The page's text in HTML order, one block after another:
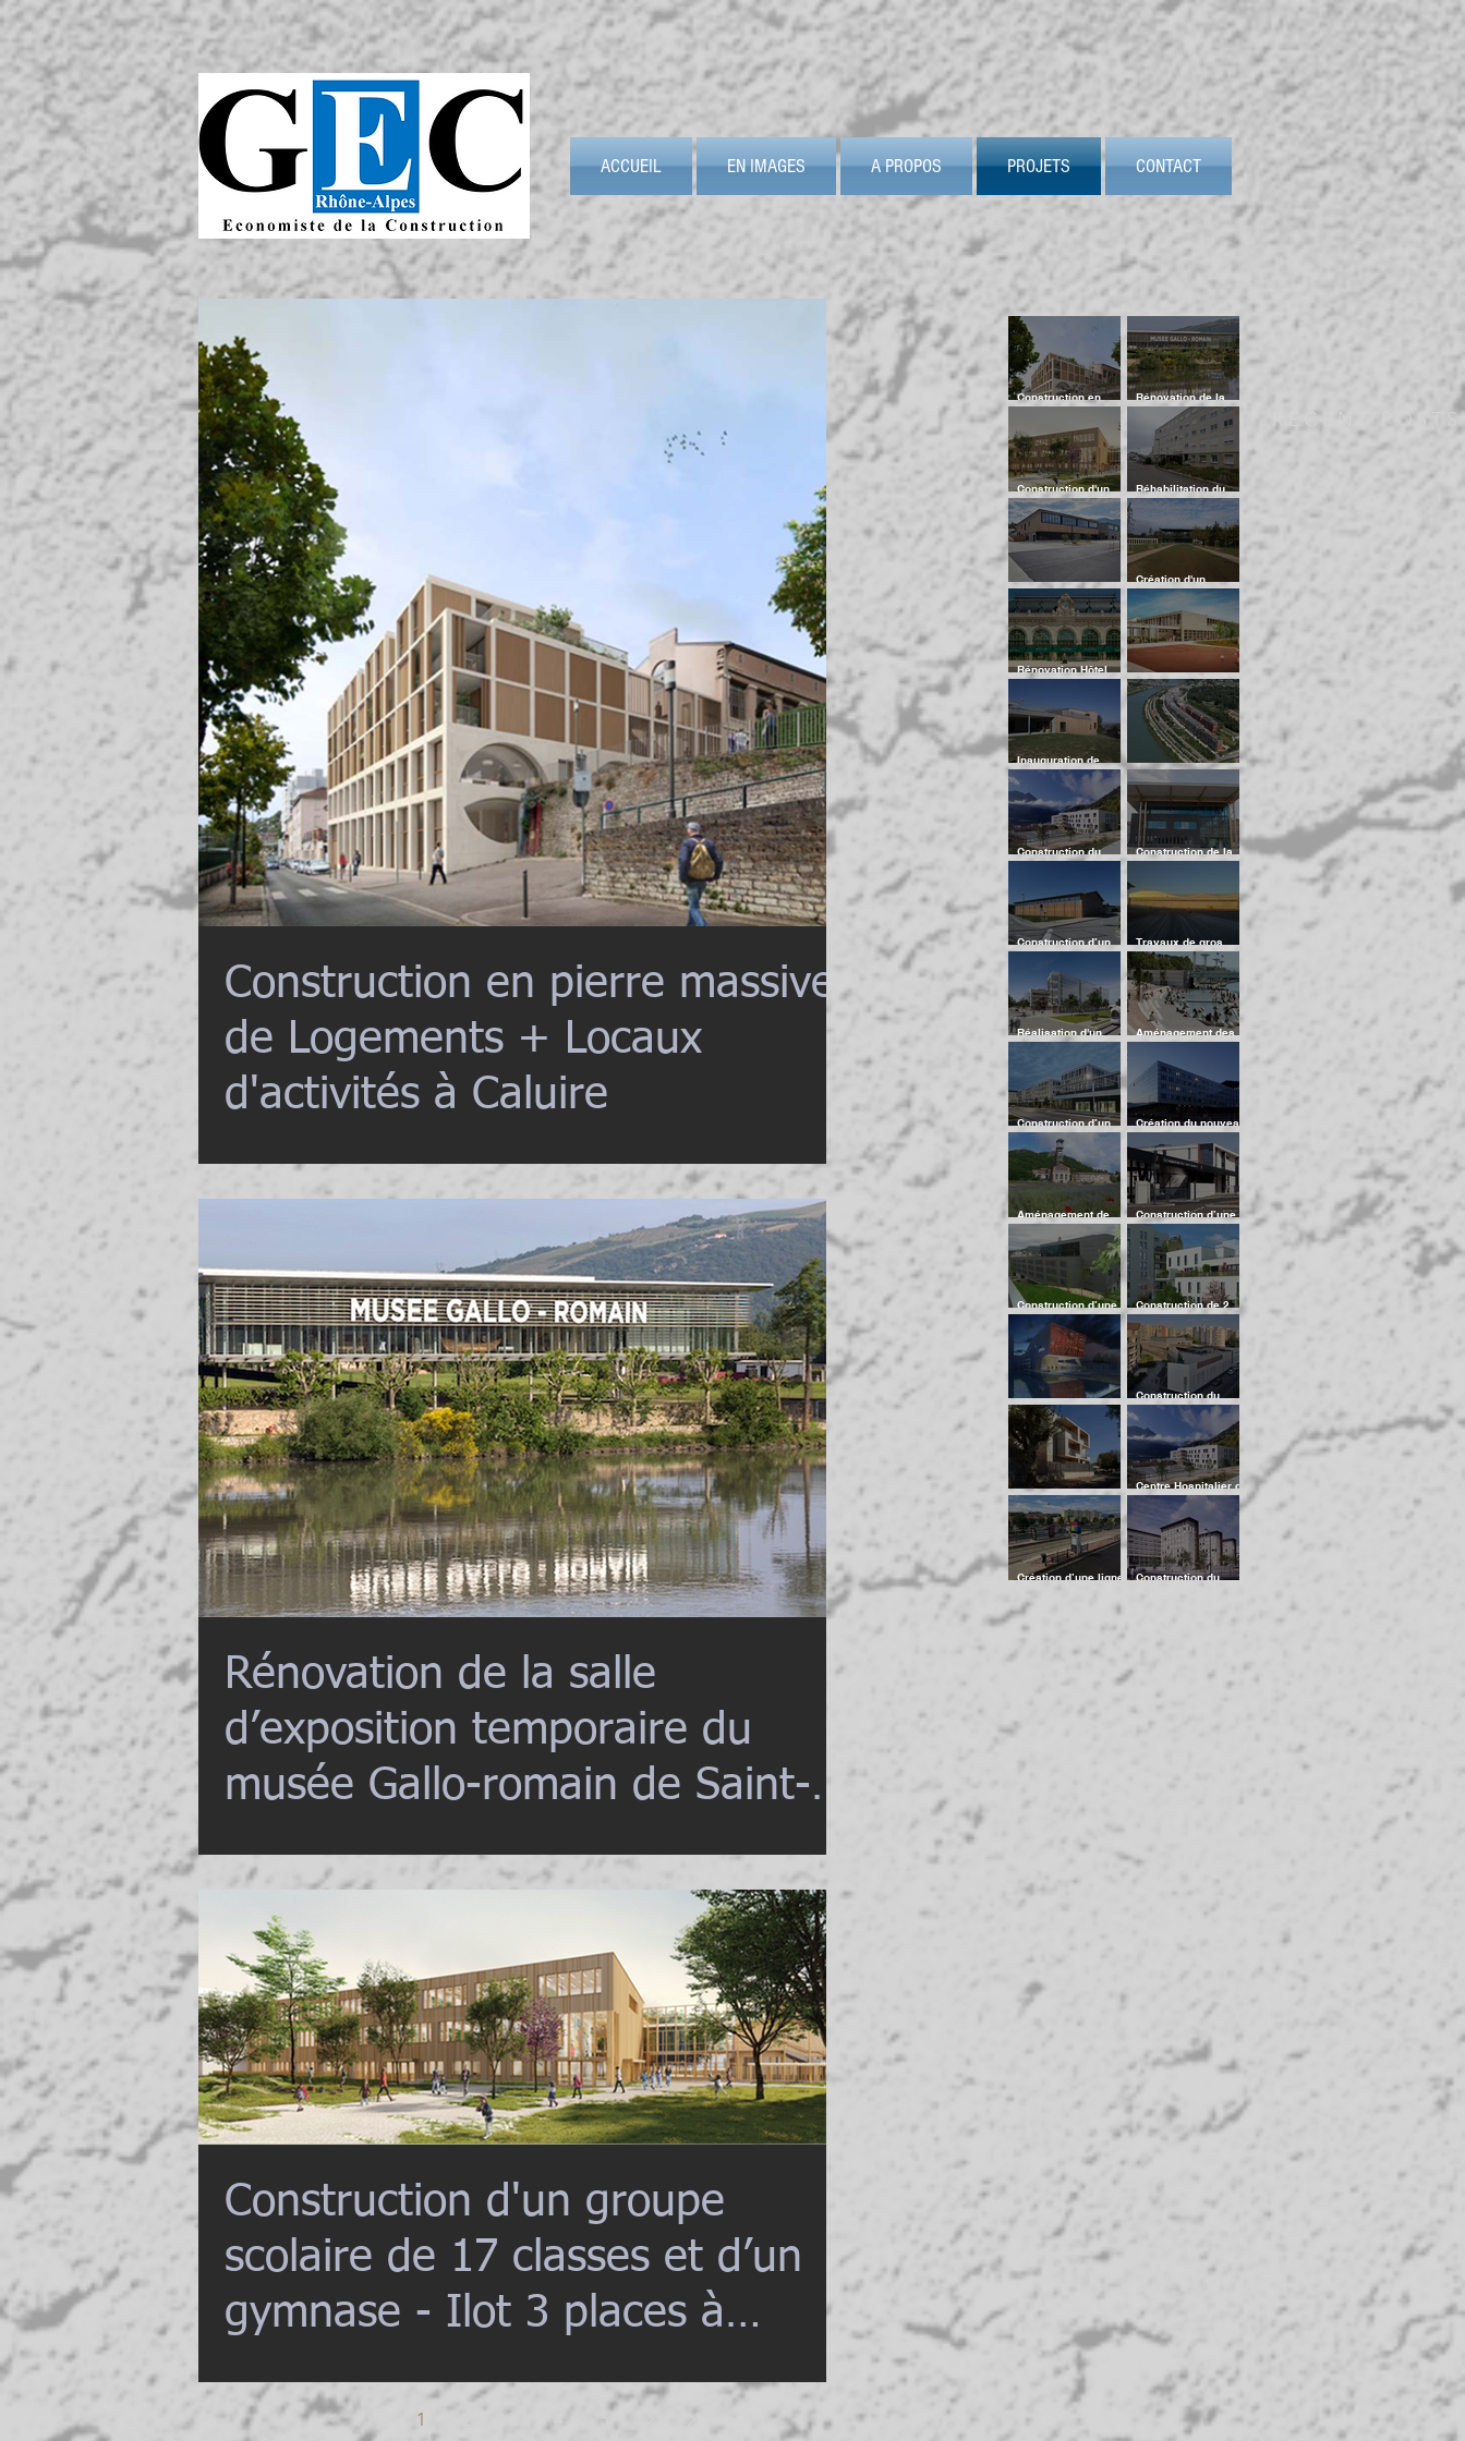
ACCUEIL EN IMAGES A PROPOS PROJETS CONTACT
Construction en pierre massive
de Logements + Locaux
d'activités à Caluire
Rénovation de la salle
d’exposition temporaire du
musée Gallo-romain de Saint-
Construction d'un groupe
scolaire de 17 classes et d’un
gymnase - Ilot 3 places à
1 3
Construction en
pierre massive de
Logements + Locaux
d'activités à Caluire
Rénovation de la
salle d’exposition
temporaire du
musée Gallo-romain
de Saint-Romain en
Gal
Construction d'un
groupe scolaire de
17 classes et d’un
gymnase - Ilot 3
places à Annemasse
Réhabilitation du
Pavillon Macon
Résidence Mansart à
Dijon
GROUPE SCOLAIRE
ALEX
Création d'un
campus numérique à
Charbonnières-Les-
Bains
Rénovation Hôtel
des Ventes Aguttes -
Brotteaux
Nouveau Groupe
scolaire à Pringy
Inauguration de
l'école de Mesigny
(74)
Cité Internationale
de Lyon
Construction du
nouvel hôpital de
Construction de la
médiathèque
Construction d’un
gymnase neuf en
collège de Chirens
Travaux de gros
entretien et toiture
hangar H2 à
l'aéroport Roissy
Réalisation d'un
ensemble de
d'activités
"ADECCO"
Aménagement des
Bas Port du Rhône
Rive Gauche
Construction d’un
ensemble immobilier
pour ALSTOM
Création du nouveau
centre hospitalier de
Chambéry
Aménagement de
l'espace Couriot :
Parc et musée de la
Mine
Construction d’une
gendarmerie
Sathonay Camp (69)
Dans le cadre d’un
P.P.P.
Construction d’une
résidence
internationale pour
étudiant à Chambéry
Construction de 2
immeubles (E-F) de
logements "Les
Dominos III" sur l'Ilot
4B à la Du
Maison de l’Image à
Toulouse
Construction du
nouveau groupe
scolaire Marie
Bordas avec
Restauration
Logements Brignais
Centre Hospitalier de
St Jean de
Maurienne
Création d’une ligne
modes doux de
déplacement entre
La Penne sur
Construction du
RECENT POSTS